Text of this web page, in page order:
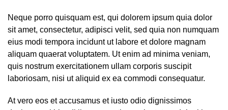
Neque porro quisquam est, qui dolorem ipsum quia dolor
sit amet, consectetur, adipisci velit, sed quia non numquam
eius modi tempora incidunt ut labore et dolore magnam
aliquam quaerat voluptatem. Ut enim ad minima veniam,
quis nostrum exercitationem ullam corporis suscipit
laboriosam, nisi ut aliquid ex ea commodi consequatur.
At vero eos et accusamus et iusto odio dignissimos